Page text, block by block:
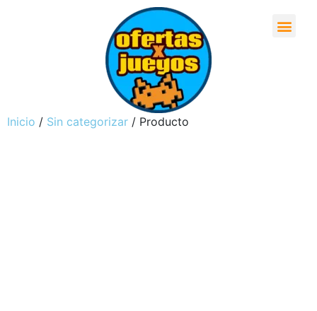
Inicio / Sin categorizar / Producto